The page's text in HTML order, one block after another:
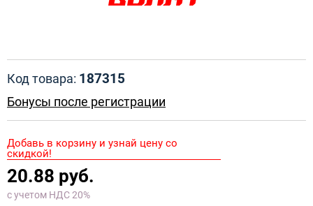
Код товара: 187315
Бонусы после регистрации
Добавь в корзину и узнай цену со
скидкой!
20.88 руб.
с учетом НДС 20%